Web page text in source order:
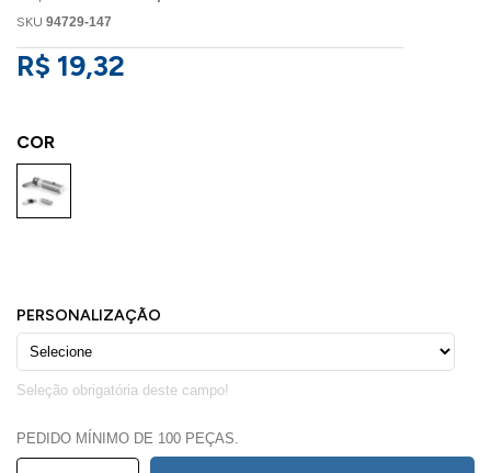
SKU 94729-147
R$ 19,32
COR
PEDIDO MÍNIMO DE 100 PEÇAS.